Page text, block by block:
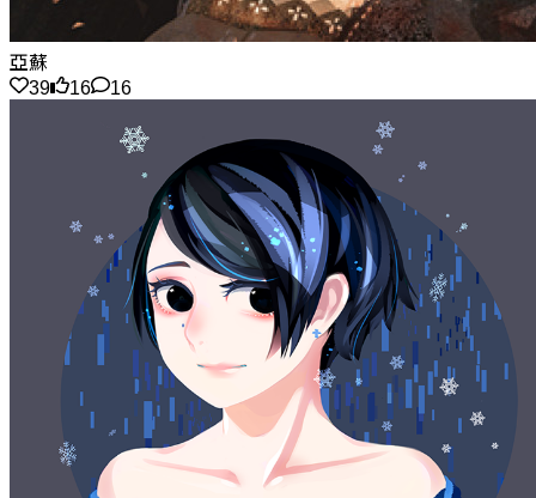
亞蘇
39
16 16